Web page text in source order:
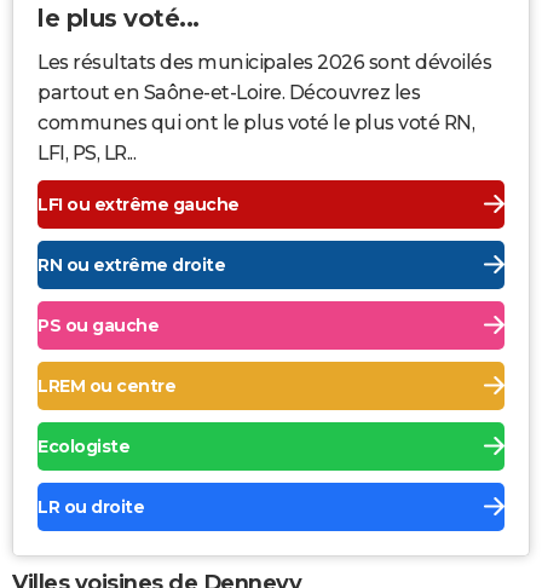
le plus voté...
Les résultats des municipales 2026 sont dévoilés
partout en Saône-et-Loire. Découvrez les
communes qui ont le plus voté le plus voté RN,
LFI, PS, LR...
LFI ou extrême gauche
RN ou extrême droite
PS ou gauche
LREM ou centre
Ecologiste
LR ou droite